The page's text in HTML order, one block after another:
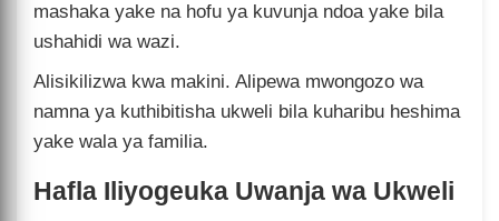
mashaka yake na hofu ya kuvunja ndoa yake bila
ushahidi wa wazi.
Alisikilizwa kwa makini. Alipewa mwongozo wa
namna ya kuthibitisha ukweli bila kuharibu heshima
yake wala ya familia.
Hafla Iliyogeuka Uwanja wa Ukweli